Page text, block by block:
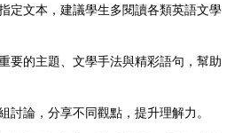
定文本，建議學生多閱讀各類英語文學
要的主題、文學手法與精彩語句，幫助
討論，分享不同觀點，提升理解力。